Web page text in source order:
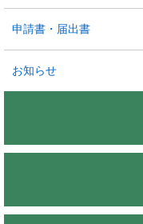
申請書・届出書
お知らせ